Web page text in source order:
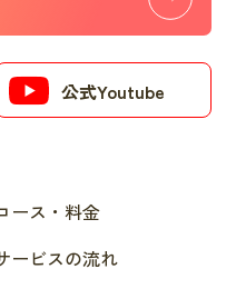
公式Youtube
ース・料金
ービスの流れ